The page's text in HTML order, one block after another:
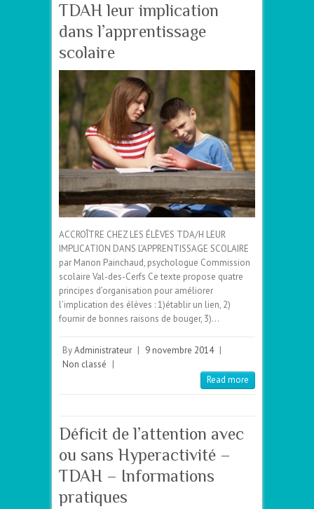
TDAH leur implication
dans l’apprentissage
scolaire
ACCROÎTRE CHEZ LES ÉLÈVES TDA/H LEUR
IMPLICATION DANS L’APPRENTISSAGE SCOLAIRE
par Manon Painchaud, psychologue Commission
scolaire Val-des-Cerfs Ce texte propose quatre
principes d’organisation pour améliorer
l’implication des élèves : 1)établir un lien, 2)
fournir de bonnes raisons de bouger, 3)…
ByAdministrateur | 9 novembre 2014 |
Non classé |
Read more
Déficit de l’attention avec
ou sans Hyperactivité –
TDAH – Informations
pratiques